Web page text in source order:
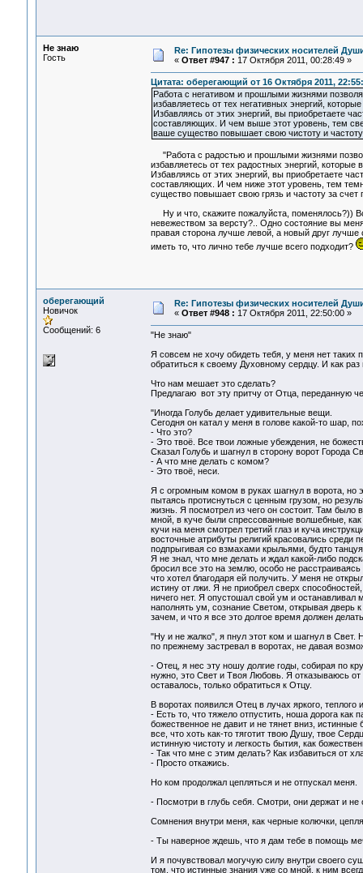
Не знаю
Гость
Re: Гипотезы физических носителей
« Ответ #947 : 17 Октября 2011, 00:28:49 »
Цитата: оберегающий от 16 Октября 2011,
Работа с негативом и прошлыми жизнями
избавляетесь от тех негативных энергий,
Избавляясь от этих энергий, вы приобретаете
составляющих. И чем выше этот уровень, тем
ваше существо повышает свою чистоту и
"Работа с радостью и прошлыми жизнями
избавляетесь от тех радостных энергий,
Избавляясь от этих энергий, вы приобретаете
составляющих. И чем ниже этот уровень, тем
существо повышает свою грязь и частоту за
Ну и что, скажите пожалуйста, поменялось?))
невежеством за версту?.. Одно состояние вы
правая сторона лучше левой, а новый друг
иметь то, что лично тебе лучше всего подходит?
оберегающий
Новичок
Сообщений: 6
Re: Гипотезы физических носителей
« Ответ #948 : 17 Октября 2011, 22:50:00 »
"Не знаю"
Я совсем не хочу обидеть тебя, у меня нет
обратиться к своему Духовному сердцу. И как
Что нам мешает это сделать?
Предлагаю вот эту притчу от Отца, переданную
"Иногда Голубь делает удивительные вещи.
Сегодня он катал у меня в голове какой-то шар,
- Что это?
- Это твоё. Все твои ложные убеждения, не
Сказал Голубь и шагнул в сторону ворот Города
- А что мне делать с комом?
- Это твоё, неси.
Я с огромным комом в руках шагнул в ворота, но
пытаясь протиснуться с ценным грузом, но
жизнь. Я посмотрел из чего он состоит. Там было
мной, в куче были спрессованные волшебные,
кучи на меня смотрел третий глаз и куча
восточные атрибуты религий красовались среди
подпрыгивая со взмахами крыльями, будто
Я не знал, что мне делать и ждал какой-либо
бросил все это на землю, особо не
что хотел благодаря ей получить. У меня не
истину от лжи. Я не приобрел сверх
ничего нет. Я опустошал свой ум и останавливал
наполнять ум, сознание Светом, открывая дверь
зачем, и что я все это долгое время должен
"Ну и не жалко", я пнул этот ком и шагнул в
по прежнему застревал в воротах, не давая
- Отец, я нес эту ношу долгие годы, собирая по
нужно, это Свет и Твоя Любовь. Я отказываюсь
оставалось, только обратиться к Отцу.
В воротах появился Отец в лучах яркого, теплого
- Есть то, что тяжело отпустить, ноша дорога как
божественное не давит и не тянет вниз,
все, что хоть как-то тяготит твою Душу, твое
истинную чистоту и легкость бытия, как
- Так что мне с этим делать? Как избавиться от
- Просто откажись.
Но ком продолжал цепляться и не отпускал меня.
- Посмотри в глубь себя. Смотри, они держат и не
Сомнения внутри меня, как черные колючки,
- Ты наверное ждешь, что я дам тебе в помощь
И я почувствовал могучую силу внутри своего
том, что истинные знания уже со мной, к ним